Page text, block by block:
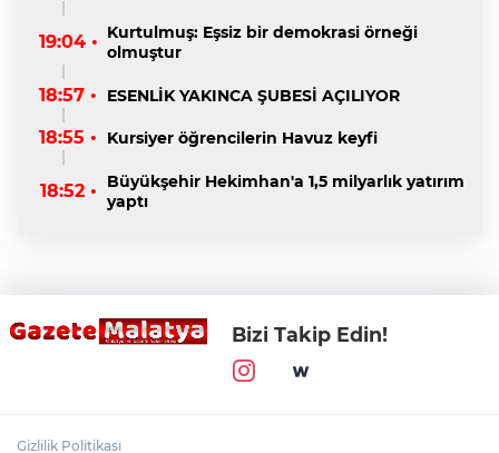
19:04 • Kurtulmuş: Eşsiz bir demokrasi örneği
olmuştur
18:57 • ESENLİK YAKINCA ŞUBESİ AÇILIYOR
18:55 • Kursiyer öğrencilerin Havuz keyfi
18:52 •
Büyükşehir Hekimhan'a 1,5 milyarlık yatırım
yaptı
Bizi Takip Edin!
Gizlilik Politikası